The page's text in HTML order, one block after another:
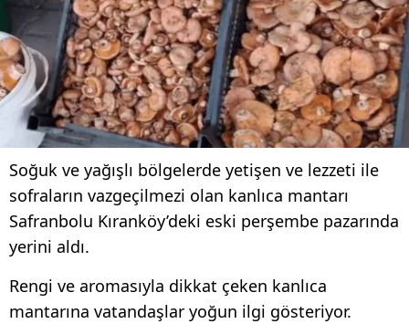
Soğuk ve yağışlı bölgelerde yetişen ve lezzeti ile
sofraların vazgeçilmezi olan kanlıca mantarı
Safranbolu Kıranköy’deki eski perşembe pazarında
yerini aldı.
Rengi ve aromasıyla dikkat çeken kanlıca
mantarına vatandaşlar yoğun ilgi gösteriyor.